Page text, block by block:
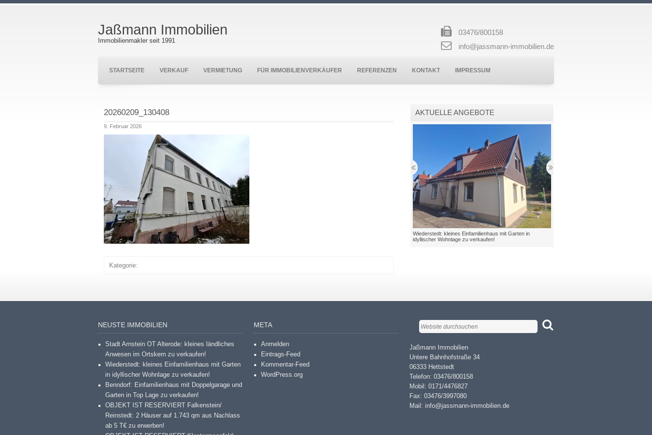
Jaßmann Immobilien
Immobilienmakler seit 1991
03476/800158
info@jassmann-immobilien.de
STARTSEITE VERKAUF VERMIETUNG FÜR IMMOBILIENVERKÄUFER REFERENZEN KONTAKT IMPRESSUM
20260209_130408
9. Februar 2026
Kategorie:
AKTUELLE ANGEBOTE
Wiederstedt: kleines Einfamilienhaus mit Garten in
idyllischer Wohnlage zu verkaufen!
NEUSTE IMMOBILIEN
Stadt Arnstein OT Alterode: kleines ländliches
Anwesen im Ortskern zu verkaufen!
Wiederstedt: kleines Einfamilienhaus mit Garten
in idyllischer Wohnlage zu verkaufen!
Benndorf: Einfamilienhaus mit Doppelgarage und
Garten in Top Lage zu verkaufen!
OBJEKT IST RESERVIERT Falkenstein/
Reinstedt: 2 Häuser auf 1.743 qm aus Nachlass
ab 5 T€ zu erwerben!
META
Anmelden
Eintrags-Feed
Kommentar-Feed
WordPress.org
Jaßmann Immobilien
Untere Bahnhofstraße 34
06333 Hettstedt
Telefon: 03476/800158
Mobil: 0171/4476827
Fax: 03476/3997080
Mail: info@jassmann-immobilien.de